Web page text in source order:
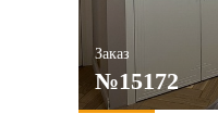
Заказ
№15172